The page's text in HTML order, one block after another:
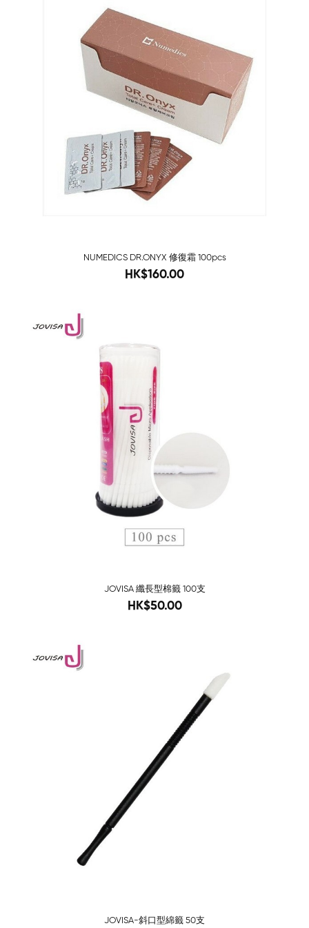
NUMEDICS DR.ONYX 修復霜 100pcs
210
HK$160.00
JOVISA 纖長型棉籤 100支
60
HK$50.00
JOVISA-斜口型綿籤 50支